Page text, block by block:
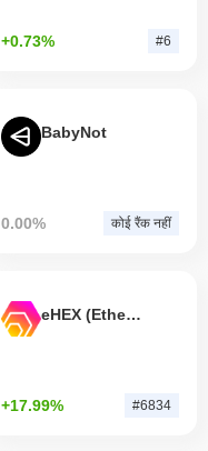
+0.73% #6
BabyNot
0.00% कोई रैंक नहीं
eHEX (Ethereum)
+17.99% #6834